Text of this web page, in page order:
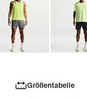
Größentabelle